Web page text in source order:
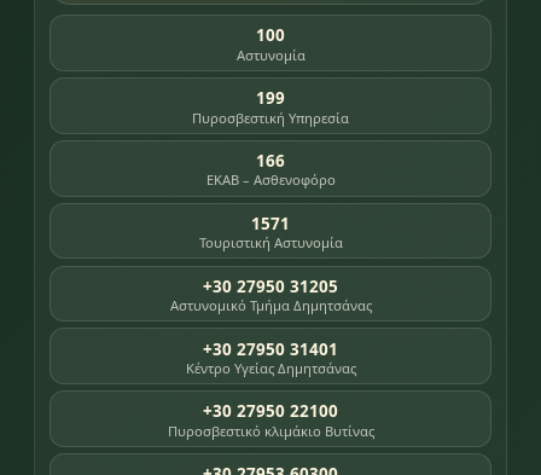
100
Αστυνομία
199
Πυροσβεστική Υπηρεσία
166
ΕΚΑΒ – Ασθενοφόρο
1571
Τουριστική Αστυνομία
+30 27950 31205
Αστυνομικό Τμήμα Δημητσάνας
+30 27950 31401
Κέντρο Υγείας Δημητσάνας
+30 27950 22100
Πυροσβεστικό κλιμάκιο Βυτίνας